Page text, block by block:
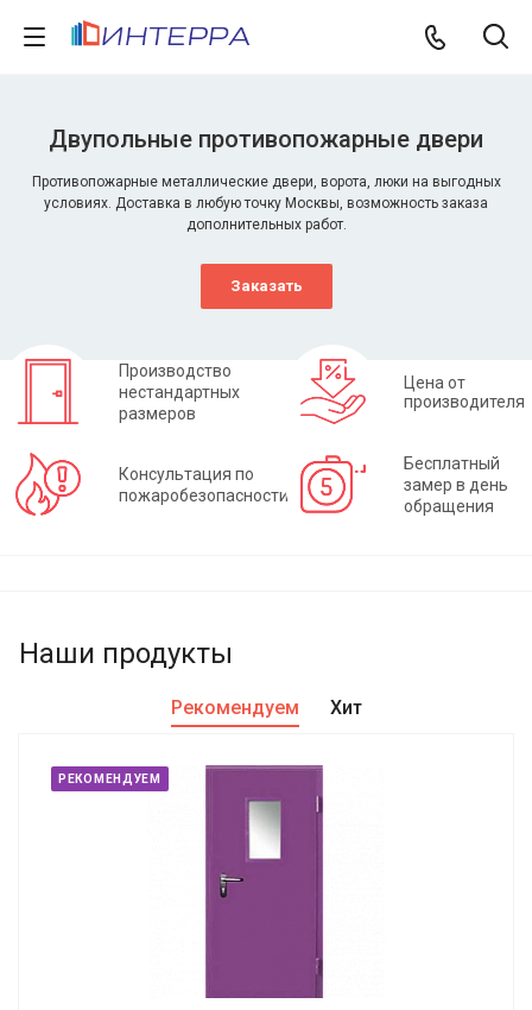
Двупольные противопожарные двери
Противопожарные металлические двери, ворота, люки на выгодных
условиях. Доставка в любую точку Москвы, возможность заказа
дополнительных работ.
Заказать
Производство
нестандартных
размеров
Цена от
производителя
Консультация по
пожаробезопасности
Бесплатный
замер в день
обращения
Наши продукты
Рекомендуем Хит
РЕКОМЕНДУЕМ